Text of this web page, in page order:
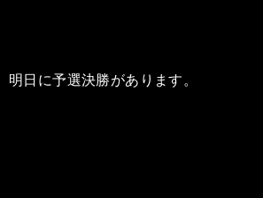
明日に予選決勝があります。